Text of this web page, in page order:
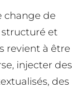
change de
structuré et
revient à être
injecter des
des